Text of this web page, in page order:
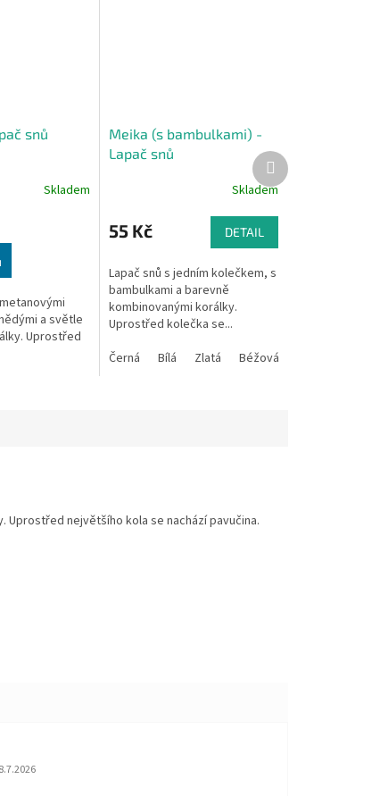
snů
Skladem
a světle
Uprostřed
Meika (s bambulkami) -
Lapač snů
produktu
je
z
5
hvězdiček.
Skladem
55 Kč DETAIL
Lapač snů s jedním kolečkem, s
bambulkami a barevně
kombinovanými korálky.
Uprostřed kolečka se...
Černá
Bílá Zlatá Béžová
Další
produkt
Uprostřed největšího kola se nachází pavučina.
Hodnocení obchodu je 5 z 5 hvězdiček.
8.7.2026